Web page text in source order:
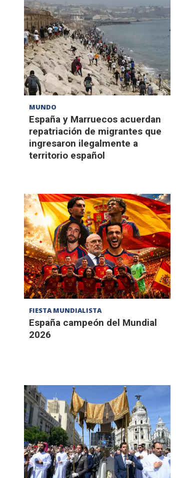
MUNDO
España y Marruecos acuerdan
repatriación de migrantes que
ingresaron ilegalmente a
territorio español
FIESTA MUNDIALISTA
España campeón del Mundial
2026